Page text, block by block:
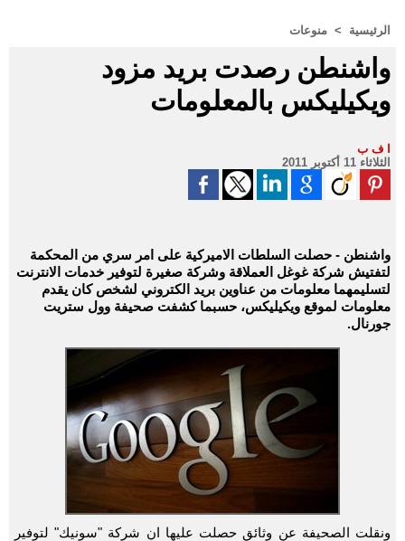
الرئيسية > منوعات
واشنطن رصدت بريد مزود
ويكيليكس بالمعلومات
ا ف ب
الثلاثاء 11 أكتوبر 2011
واشنطن - حصلت السلطات الاميركية على امر سري من المحكمة
لتفتيش شركة غوغل العملاقة وشركة صغيرة لتوفير خدمات الانترنت
لتسليمهما معلومات من عناوين بريد الكتروني لشخص كان يقدم
معلومات لموقع ويكيليكس، حسبما كشفت صحيفة وول ستريت
جورنال.
ونقلت الصحيفة عن وثائق حصلت عليها ان شركة "سونيك" لتوفير